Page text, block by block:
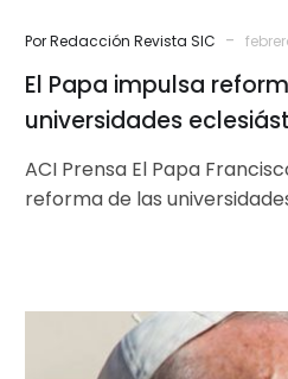
Por Redacción Revista SIC -
El Papa impulsa
universidades
documento
ACI Prensa El Papa
reforma de las